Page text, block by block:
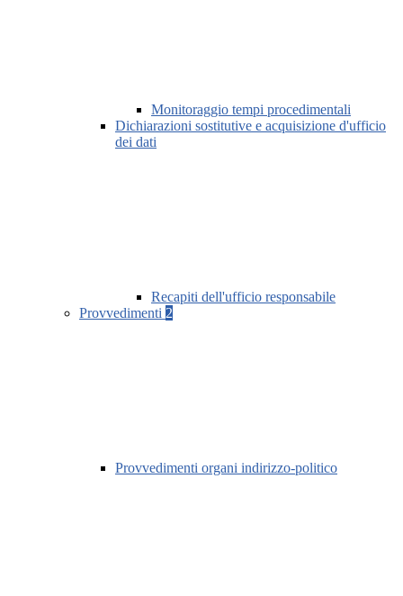
Monitoraggio tempi procedimentali
Dichiarazioni sostitutive e acquisizione d'ufficio
dei dati
Recapiti dell'ufficio responsabile
Provvedimenti 2
Provvedimenti organi indirizzo-politico